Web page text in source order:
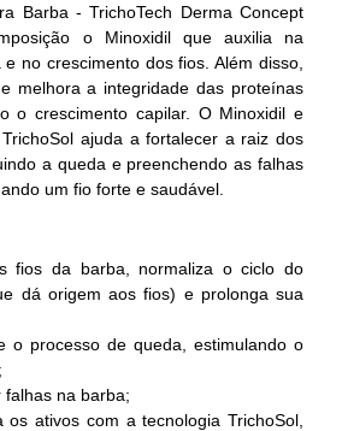
Barba - TrichoTech Derma Concept
o Minoxidil que auxilia na
no crescimento dos fios. Além disso,
melhora a integridade das proteínas
o crescimento capilar. O Minoxidil e
ajuda a fortalecer a raiz dos
a queda e preenchendo as falhas
um fio forte e saudável.
fios da barba, normaliza o ciclo do
dá origem aos fios) e prolonga sua
o processo de queda, estimulando o
na barba;
os ativos com a tecnologia TrichoSol,